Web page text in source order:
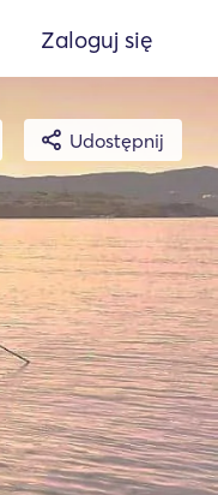
Zaloguj się
Udostępnij